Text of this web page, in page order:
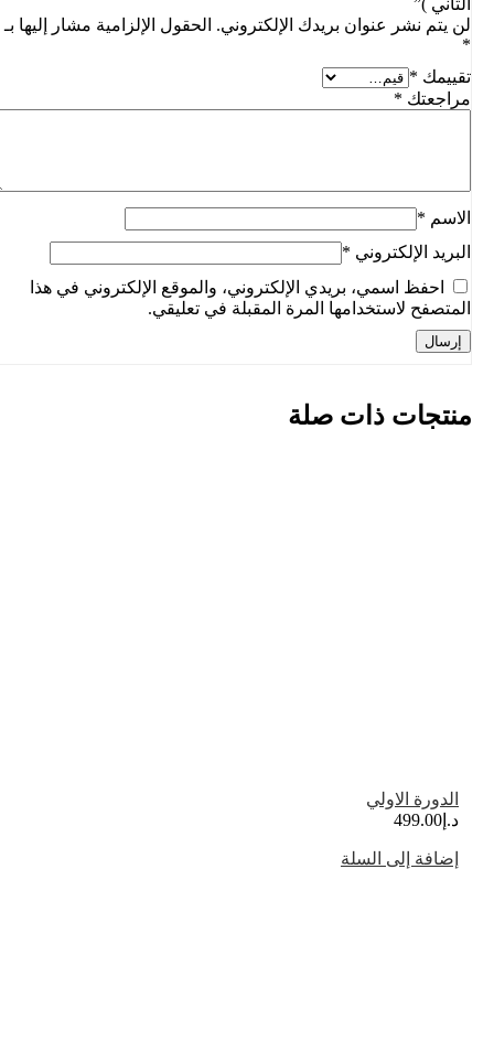
لن يتم نشر عنوان بريدك الإلكتروني. الحقول الإلزامية مشار إليها بـ
تقييمك*
مراجعتك*
الاسم*
البريد الإلكتروني*
احفظ اسمي، بريدي الإلكتروني، والموقع الإلكتروني في هذا
المتصفح لاستخدامها المرة المقبلة في تعليقي.
منتجات ذات صلة
الدورة الاولي
499.00
إضافة إلى السلة